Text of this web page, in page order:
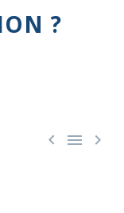
?
  